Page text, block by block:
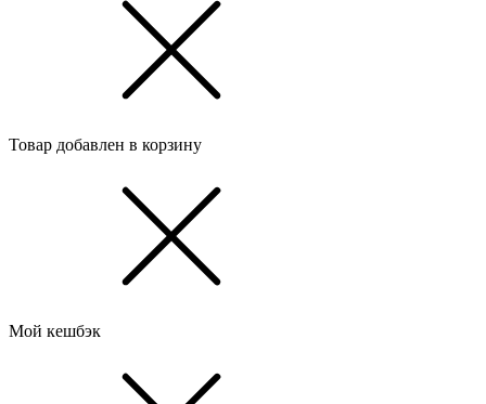
Товар добавлен в корзину
Мой кешбэк